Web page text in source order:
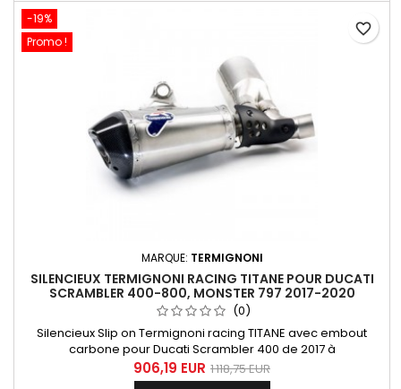
-19%
Promo !
MARQUE: TERMIGNONI
SILENCIEUX TERMIGNONI RACING TITANE POUR DUCATI
SCRAMBLER 400-800, MONSTER 797 2017-2020
(0)
Silencieux Slip on Termignoni racing TITANE avec embout
carbone pour Ducati Scrambler 400 de 2017 à
2020, Scrambler 800 de 2015 à 2020 et Monster 797 de 2017 à
2020. Equipé d'un db-killer démontable, Livré sans clé Up-
906,19 EUR 1 118,75 EUR
favorite_border